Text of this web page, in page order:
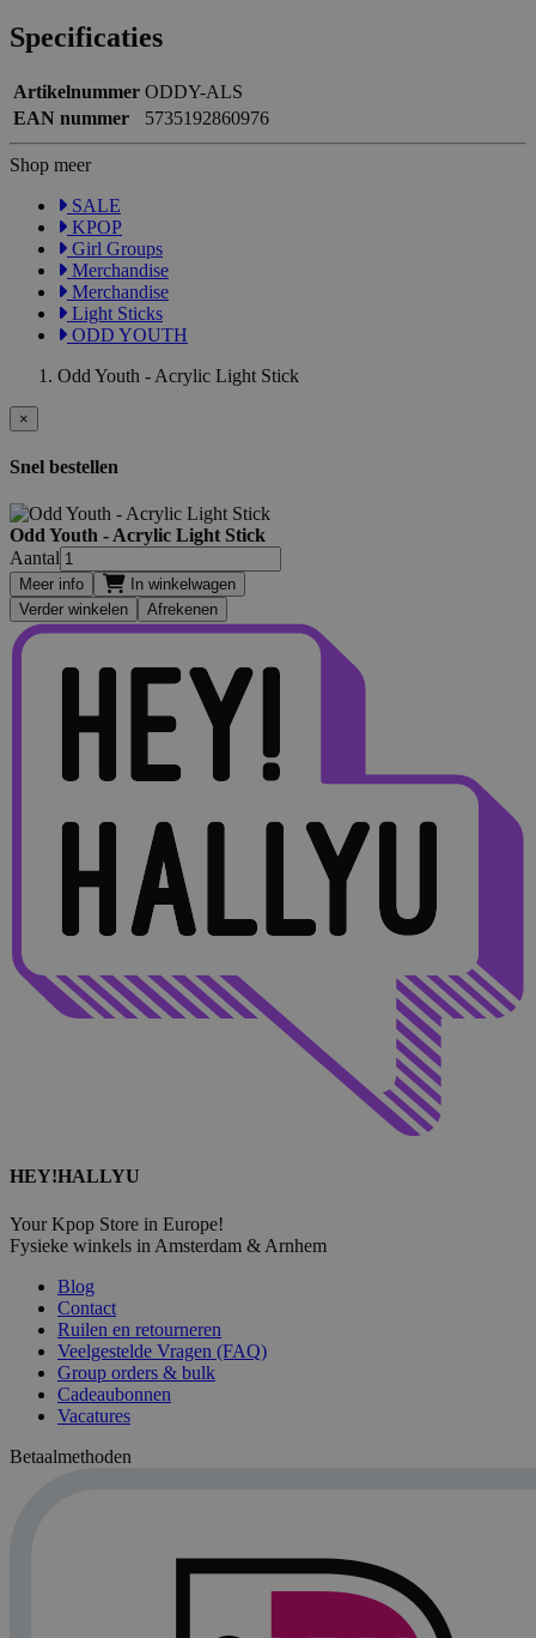
Specificaties
Artikelnummer ODDY-ALS
EAN nummer
5735192860976
Shop meer
SALE
KPOP
Girl Groups
Merchandise
Merchandise
Light Sticks
ODD YOUTH
Odd Youth - Acrylic Light Stick
×
Snel bestellen
Odd Youth - Acrylic Light Stick
Aantal
Meer info
In winkelwagen
Verder winkelen
Afrekenen
HEY!HALLYU
Your Kpop Store in Europe!
Fysieke winkels in Amsterdam & Arnhem
Blog
Contact
Ruilen en retourneren
Veelgestelde Vragen (FAQ)
Group orders & bulk
Cadeaubonnen
Vacatures
Betaalmethoden